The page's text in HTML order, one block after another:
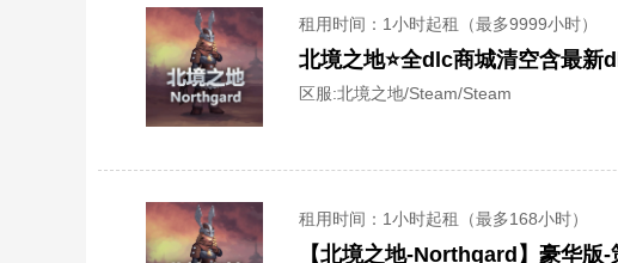
租用时间 ：1小时起租（最多9999小时）
北境之地⭐全dlc商城清空含最新
区服:北境之地/Steam/Steam
租用时间 ：1小时起租（最多168小时）
【北境之地-Northgard】豪华版